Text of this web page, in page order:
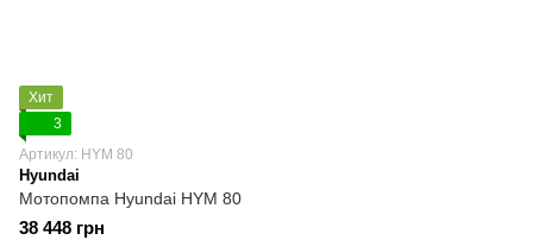
Хит
3
Артикул: HYM 80
Hyundai
Мотопомпа Hyundai HYM 80
38 448 грн